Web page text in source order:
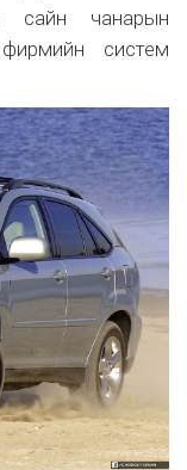
сайн чанарын
систем